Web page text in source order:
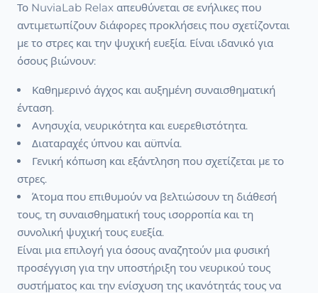
Το NuviaLab Relax απευθύνεται σε ενήλικες που
αντιμετωπίζουν διάφορες προκλήσεις που σχετίζονται
με το στρες και την ψυχική ευεξία. Είναι ιδανικό για
όσους βιώνουν:
Καθημερινό άγχος και αυξημένη συναισθηματική
ένταση.
Ανησυχία, νευρικότητα και ευερεθιστότητα.
Διαταραχές ύπνου και αϋπνία.
Γενική κόπωση και εξάντληση που σχετίζεται με το
στρες.
Άτομα που επιθυμούν να βελτιώσουν τη διάθεσή
τους, τη συναισθηματική τους ισορροπία και τη
συνολική ψυχική τους ευεξία.
Είναι μια επιλογή για όσους αναζητούν μια φυσική
προσέγγιση για την υποστήριξη του νευρικού τους
συστήματος και την ενίσχυση της ικανότητάς τους να